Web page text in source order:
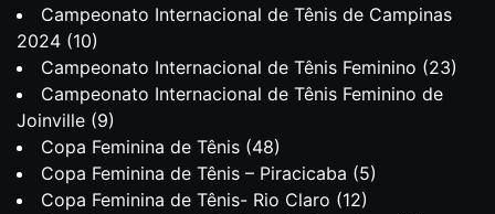
Campeonato Internacional de Tênis de Campinas
2024 (10)
Campeonato Internacional de Tênis Feminino (23)
Campeonato Internacional de Tênis Feminino de
Joinville (9)
Copa Feminina de Tênis (48)
Copa Feminina de Tênis – Piracicaba (5)
Copa Feminina de Tênis- Rio Claro (12)